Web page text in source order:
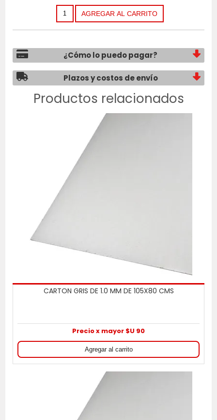
¿Cómo lo puedo pagar?
Plazos y costos de envío
Productos relacionados
CARTON GRIS DE 1.0 MM DE 105X80 CMS
Precio x mayor $U 90